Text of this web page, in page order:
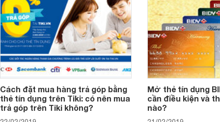
Cách đặt mua hàng trả góp bằng
thẻ tín dụng trên Tiki: có nên mua
trả góp trên Tiki không?
Mở thẻ tín dụng
cần điều kiện và
nào?